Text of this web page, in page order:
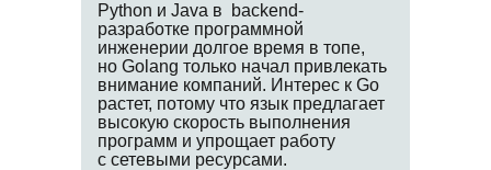
Python и Java в backend-
разработке программной
инженерии долгое время в топе,
но Golang только начал привлекать
внимание компаний. Интерес к Go
растет, потому что язык предлагает
высокую скорость выполнения
программ и упрощает работу
с сетевыми ресурсами.